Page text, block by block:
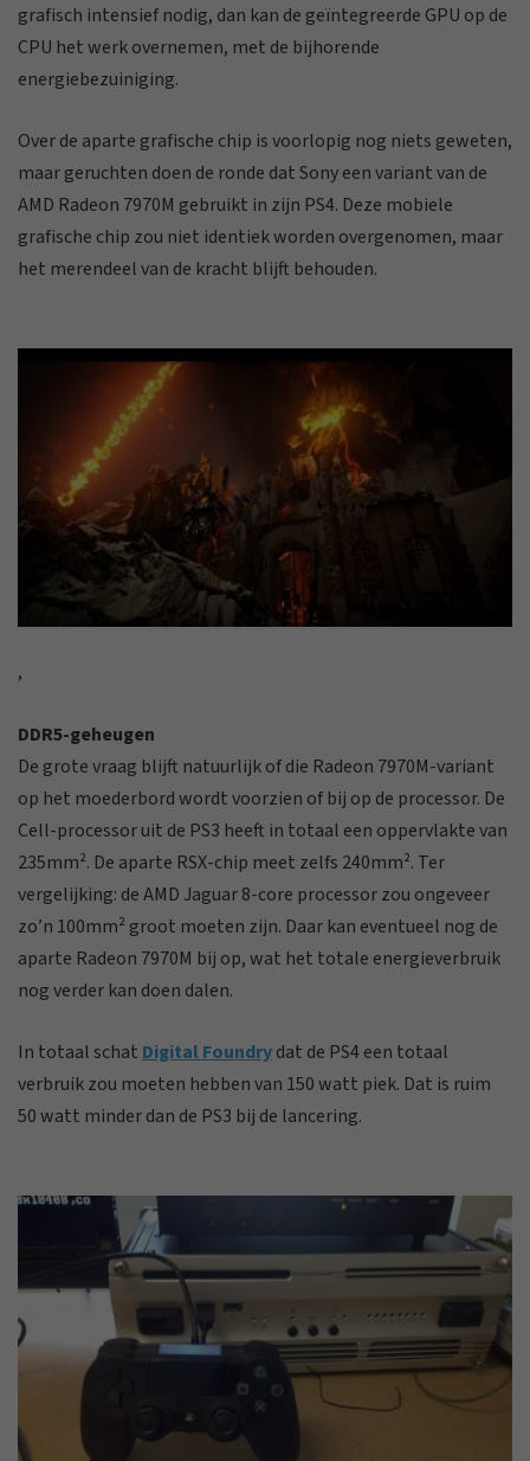
grafisch intensief nodig, dan kan de geïntegreerde GPU op de
CPU het werk overnemen, met de bijhorende
energiebezuiniging.
Over de aparte grafische chip is voorlopig nog niets geweten,
maar geruchten doen de ronde dat Sony een variant van de
AMD Radeon 7970M gebruikt in zijn PS4. Deze mobiele
grafische chip zou niet identiek worden overgenomen, maar
het merendeel van de kracht blijft behouden.
,
DDR5-geheugen
De grote vraag blijft natuurlijk of die Radeon 7970M-variant
op het moederbord wordt voorzien of bij op de processor. De
Cell-processor uit de PS3 heeft in totaal een oppervlakte van
235mm². De aparte RSX-chip meet zelfs 240mm². Ter
vergelijking: de AMD Jaguar 8-core processor zou ongeveer
zo’n 100mm² groot moeten zijn. Daar kan eventueel nog de
aparte Radeon 7970M bij op, wat het totale energieverbruik
nog verder kan doen dalen.
In totaal schat Digital Foundrydat de PS4 een totaal
verbruik zou moeten hebben van 150 watt piek. Dat is ruim
50 watt minder dan de PS3 bij de lancering.